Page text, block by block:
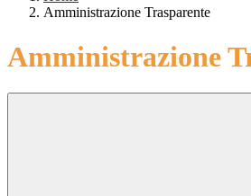
Amministrazione Trasparente
Amministrazione